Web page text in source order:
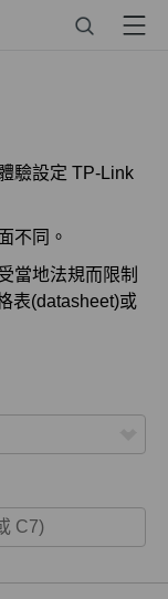
Menu
驗設定 TP-Link
不同。
當地法規而限制
表(datasheet)或